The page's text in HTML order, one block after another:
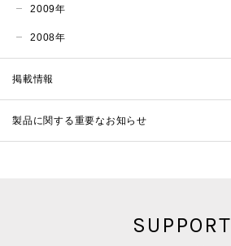
2009年
2008年
掲載情報
製品に関する重要なお知らせ
SUPPORT